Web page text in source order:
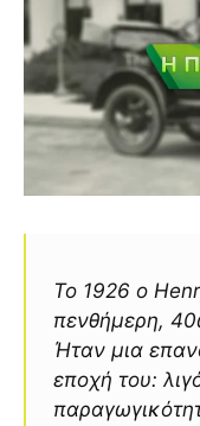
Το 1926 ο
πενθήμερη,
Ήταν μια
εποχή του: